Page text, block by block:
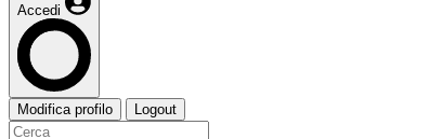
Accedi
Modifica profilo Logout